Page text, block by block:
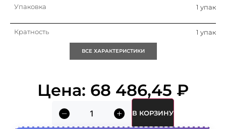
Упаковка 1 упак
Кратность 1 упак
Тип бокового профиля Профиль (открытый)
Симметричная модель
ВСЕ ХАРАКТЕРИСТИКИ
Цена: 68 486,45 ₽
В КОРЗИНУ